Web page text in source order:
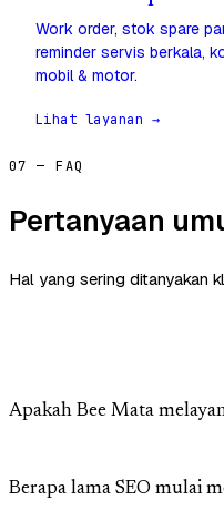
Work order, stok spare
reminder servis berkala,
mobil & motor.
Lihat layanan →
07 — FAQ
Pertanyaan
Hal yang sering ditanyakan
Apakah Bee Mata
Berapa lama SEO mulai